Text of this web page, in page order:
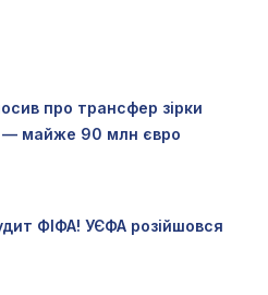
про трансфер зірки
— майже 90 млн євро
ФІФА! УЄФА розійшовся